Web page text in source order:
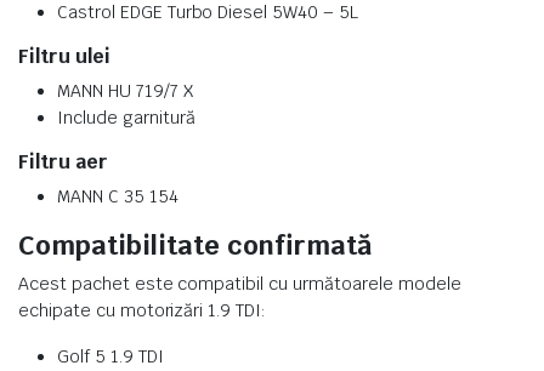
Castrol EDGE Turbo Diesel 5W40 – 5L
Filtru ulei
MANN HU 719/7 X
Include garnitură
Filtru aer
MANN C 35 154
Compatibilitate confirmată
Acest pachet este compatibil cu următoarele modele
echipate cu motorizări 1.9 TDI:
Golf 5 1.9 TDI